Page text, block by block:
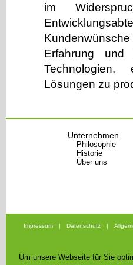
im
Erfahrung und
Technologien,
Lösungen zu
Unternehmen
Philosophie
Historie
Über uns
Impressum | Datenschutz |
Um unsere Webseite für Sie